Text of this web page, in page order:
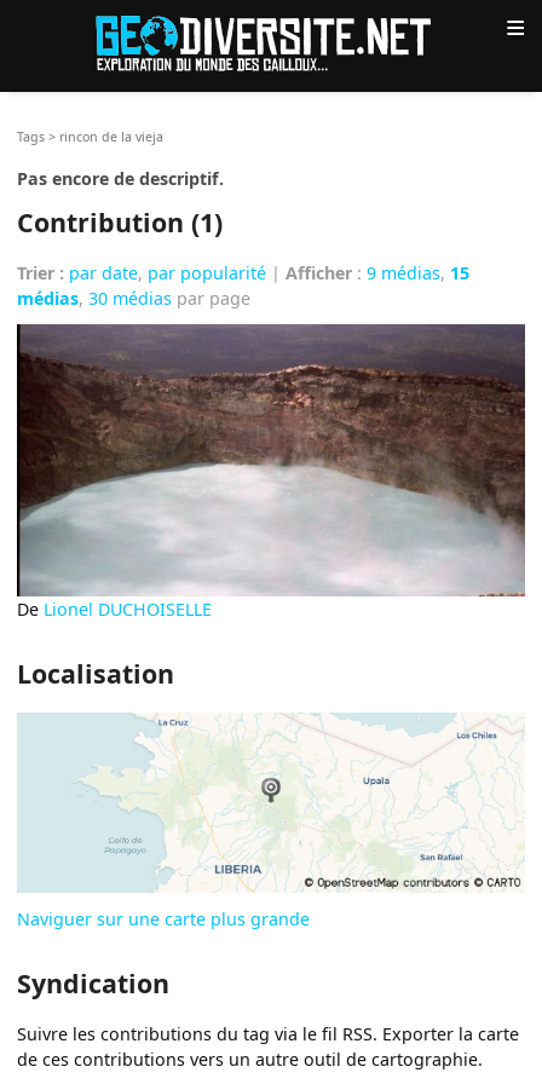
≡
Tags > rincon de la vieja
Pas encore de descriptif.
Contribution (1)
Trier : par date, par popularité |Afficher :9 médias, 15
médias,30 médias par page
De Lionel DUCHOISELLE
Localisation
Naviguer sur une carte plus grande
Syndication
Suivre les contributions du tag via le fil RSS. Exporter la carte
de ces contributions vers un autre outil de cartographie.